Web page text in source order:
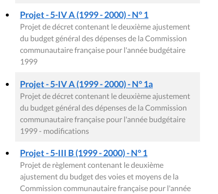
Projet - 5-IV A (1999 - 2000) - N° 1
Projet de décret contenant le deuxième ajustement
du budget général des dépenses de la Commission
communautaire française pour l'année budgétaire
1999
Projet - 5-IV A (1999 - 2000) - N° 1a
Projet de décret contenant le deuxième ajustement
du budget général des dépenses de la Commission
communautaire française pour l'année budgétaire
1999 - modifications
Projet - 5-III B (1999 - 2000) - N° 1
Projet de règlement contenant le deuxième
ajustement du budget des voies et moyens de la
Commission communautaire française pour l'année